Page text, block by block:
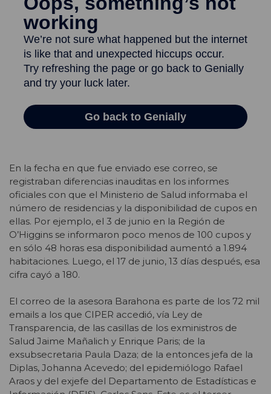
En la fecha en que fue enviado ese correo, se
registraban diferencias inauditas en los informes
oficiales con que el Ministerio de Salud informaba el
número de residencias y la disponibilidad de cupos en
ellas. Por ejemplo, el 3 de junio en la Región de
O’Higgins se informaron poco menos de 100 cupos y
en sólo 48 horas esa disponibilidad aumentó a 1.894
habitaciones. Luego, el 17 de junio, 13 días después, esa
cifra cayó a 180.
El correo de la asesora Barahona es parte de los 72 mil
emails a los que CIPER accedió, vía Ley de
Transparencia, de las casillas de los exministros de
Salud Jaime Mañalich y Enrique Paris; de la
exsubsecretaria Paula Daza; de la entonces jefa de la
Diplas, Johanna Acevedo; del epidemiólogo Rafael
Araos y del exjefe del Departamento de Estadísticas e